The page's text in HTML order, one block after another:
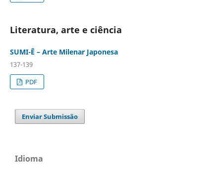
Literatura, arte e ciência
SUMI-Ê – Arte Milenar Japonesa
137-139
PDF
Enviar Submissão
Idioma